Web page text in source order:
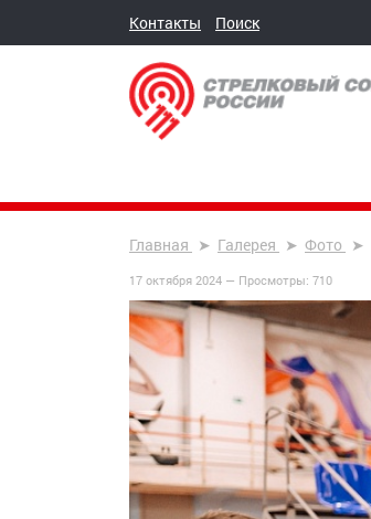
Контакты Поиск
Главная Галерея Фото
17 октября 2024 — Просмотры: 710